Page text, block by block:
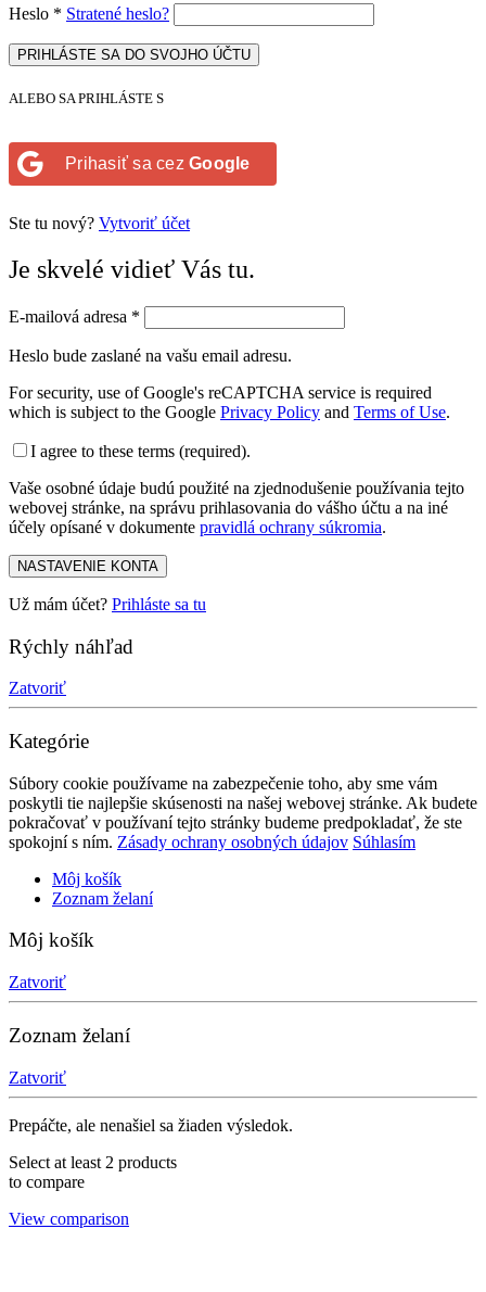
Heslo * Stratené heslo?
PRIHLÁSTE SA DO SVOJHO ÚČTU
ALEBO SA PRIHLÁSTE S
Prihasiť sa cez Google
Ste tu nový? Vytvoriť účet
Je skvelé vidieť Vás tu.
E-mailová adresa *
Heslo bude zaslané na vašu email adresu.
For security, use of Google's reCAPTCHA service is required
which is subject to the Google Privacy Policy and Terms of Use.
I agree to these terms (required).
Vaše osobné údaje budú použité na zjednodušenie používania tejto
webovej stránke, na správu prihlasovania do vášho účtu a na iné
účely opísané v dokumente pravidlá ochrany súkromia.
NASTAVENIE KONTA
Už mám účet? Prihláste sa tu
Rýchly náhľad
Zatvoriť
Kategórie
Súbory cookie používame na zabezpečenie toho, aby sme vám
poskytli tie najlepšie skúsenosti na našej webovej stránke. Ak budete
pokračovať v používaní tejto stránky budeme predpokladať, že ste
spokojní s ním. Zásady ochrany osobných údajov Súhlasím
Môj košík
Zoznam želaní
Môj košík
Zatvoriť
Zoznam želaní
Zatvoriť
Prepáčte, ale nenašiel sa žiaden výsledok.
Select at least 2 products
to compare
View comparison